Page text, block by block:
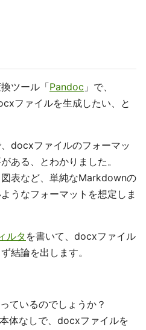
ツール「Pandoc 」で、
ファイルを生成したい、と
docxファイルのフォーマッ
ある、とわかりました。
図表など、単純なMarkdownの
うなフォーマットを想定しま
ルタを書いて、docxファイル
結論を出します。
ているのでしょうか？
体なしで、docxファイルを